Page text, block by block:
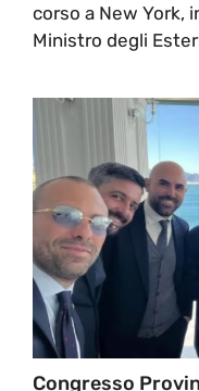
corso a New York,
Ministro degli
Congresso